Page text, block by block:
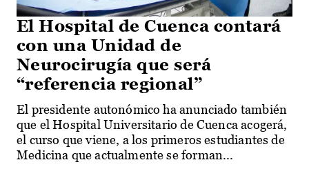
El Hospital de Cuenca contará
con una Unidad de
Neurocirugía que será
“referencia regional”
El presidente autonómico ha anunciado también
que el Hospital Universitario de Cuenca acogerá,
el curso que viene, a los primeros estudiantes de
Medicina que actualmente se forman...